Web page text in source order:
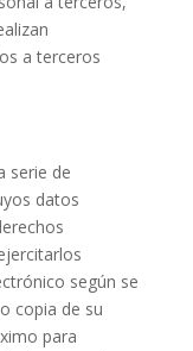
a terceros
serie de
datos
según se
copia de su
para